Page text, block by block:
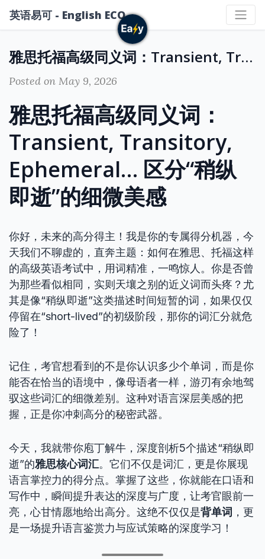
英语易可 - English ECO
雅思托福高级同义词：Transient, Transitory, Ephemeral… 区分“稍纵即逝”的细微美感
Posted on May 9, 2026
雅思托福高级同义词：
Transient, Transitory,
Ephemeral… 区分“稍纵
即逝”的细微美感
你好，未来的高分得主！我是你的专属得分机器，今
天我们不聊虚的，直奔主题：如何在雅思、托福这样
的高级英语考试中，用词精准，一鸣惊人。你是否曾
为那些看似相同，实则天壤之别的近义词而头疼？尤
其是像“稍纵即逝”这类描述时间短暂的词，如果仅仅
停留在“short-lived”的初级阶段，那你的词汇分就危
险了！
记住，考官想看到的不是你认识多少个单词，而是你
能否在恰当的语境中，像母语者一样，游刃有余地驾
驭这些词汇的细微差别。这种对语言深层美感的把
握，正是你冲刺高分的秘密武器。
今天，我就带你庖丁解牛，深度剖析5个描述“稍纵即
逝”的雅思核心词汇。它们不仅是词汇，更是你展现
语言掌控力的得分点。掌握了这些，你就能在口语和
写作中，瞬间提升表达的深度与广度，让考官眼前一
亮，心甘情愿地给出高分。这绝不仅仅是背单词 ，更
是一场提升语言鉴赏力与应试策略的深度学习！